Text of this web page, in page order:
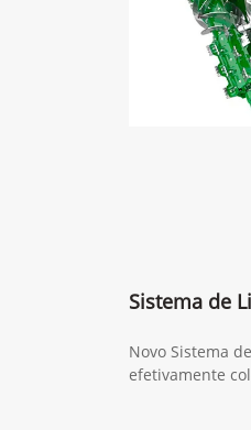
Sistema de
Novo Sistema
efetivamente